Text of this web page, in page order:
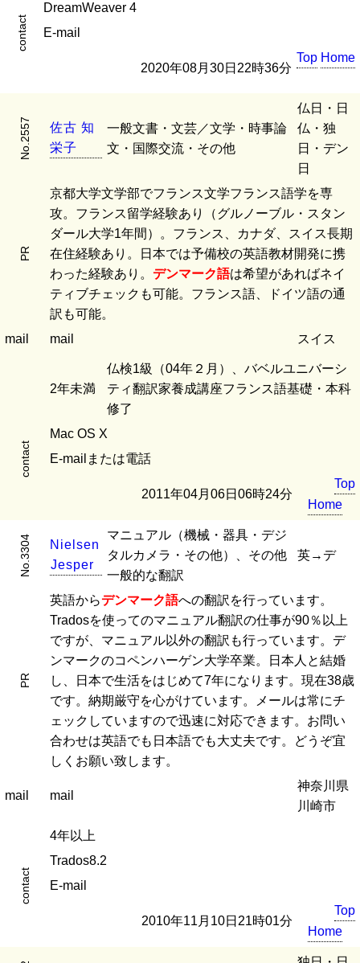
DreamWeaver 4
contact E-mail
2020年08月30日22時36分
Top Home
No.2557 佐古 知
栄子
一般文書・文芸／文学・時事論
文・国際交流・その他
仏日・日
仏・独
日・デン
日
PR
京都大学文学部でフランス文学フランス語学を専
攻。フランス留学経験あり（グルノーブル・スタン
ダール大学1年間）。フランス、カナダ、スイス長期
在住経験あり。日本では予備校の英語教材開発に携
わった経験あり。 デンマーク語は希望があればネイ
ティブチェックも可能。フランス語、ドイツ語の通
訳も可能。
mail
mail スイス
2年未満
仏検1級（04年２月）、バベルユニバーシ
ティ翻訳家養成講座フランス語基礎・本科
修了
Mac OS X
contact E-mailまたは電話
2011年04月06日06時24分
Top
Home
No.3304 N ie sen
Jesper
マニュアル（機械・器具・デジ
タルカメラ・その他）、その他
一般的な翻訳
英→デ
PR
英語からデンマーク語への翻訳を行っています。
Tradosを使ってのマニュアル翻訳の仕事が90％以上
ですが、マニュアル以外の翻訳も行っています。デ
ンマークのコペンハーゲン大学卒業。日本人と結婚
し、日本で生活をはじめて7年になります。現在38歳
です。納期厳守を心がけています。メールは常にチ
ェックしていますので迅速に対応できます。お問い
合わせは英語でも日本語でも大丈夫です。どうぞ宜
しくお願い致します。
mail mail
神奈川県
川崎市
4年以上
Trados8.2
contact E-mail
2010年11月10日21時01分
Top
Home